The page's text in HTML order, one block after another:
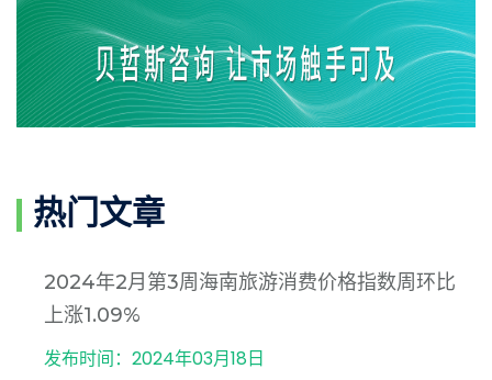
热门文章
2024年2月第3周海南旅游消费价格指数周环比
上涨1.09%
发布时间：2024年03月18日